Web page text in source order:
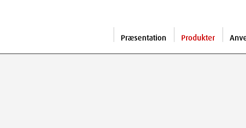
Præsentation Produkter